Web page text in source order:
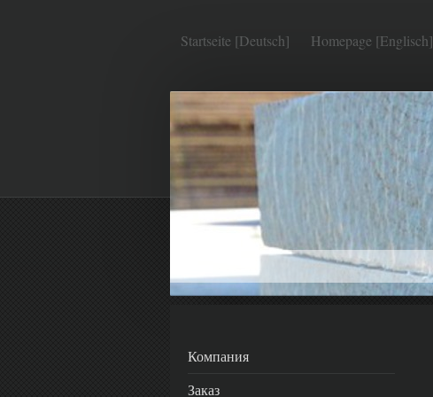
Startseite [Deutsch] Homepage [Englisch]
Компания
Заказ